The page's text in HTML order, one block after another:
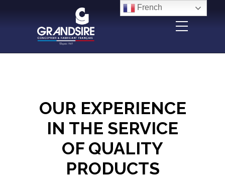
OUR EXPERIENCE
IN THE SERVICE
OF QUALITY
PRODUCTS
French